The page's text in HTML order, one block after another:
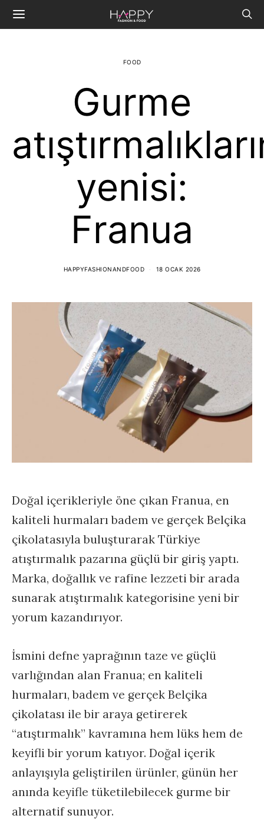
FOOD
Gurme
yenisi:
Franua
HAPPYFASHIONANDFOOD 18 OCAK 2026
Doğal içerikleriyle öne çıkan Franua, en
kaliteli hurmaları badem ve gerçek Belçika
çikolatasıyla buluşturarak Türkiye
atıştırmalık pazarına güçlü bir giriş yaptı.
Marka, doğallık ve rafine lezzeti bir arada
sunarak atıştırmalık kategorisine yeni bir
yorum kazandırıyor.
İsmini defne yaprağının taze ve güçlü
varlığından alan Franua; en kaliteli
hurmaları, badem ve gerçek Belçika
çikolatası ile bir araya getirerek
“atıştırmalık” kavramına hem lüks hem de
keyifli bir yorum katıyor. Doğal içerik
anlayışıyla geliştirilen ürünler, günün her
anında keyifle tüketilebilecek gurme bir
alternatif sunuyor.